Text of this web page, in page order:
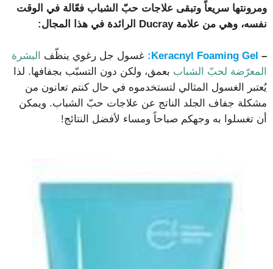
ومرونتها سريعاً وتبقى علاجات حبّ الشباب فعّالة في الوقت
نفسه، وهي من علامة Ducray الرائدة في هذا المجال:
– غسول جل رغوي ينظّف
البشرة
المعرّضة لحبّ الشباب بعمق، ولكن دون التسبّب بجفافها. لذا
يُعتبر الغسول المثالي لتستخدموه في حال كنتم تعانون من
مشكلة جفاف الجلد الناتج عن علاجات حبّ الشباب. ويمكن
أن تغسلوا به وجهكم صباحاً ومساء لأفضل النتائج!